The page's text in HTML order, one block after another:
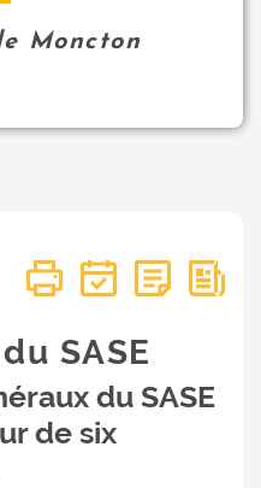
Moncton
SASE
du SASE
de six